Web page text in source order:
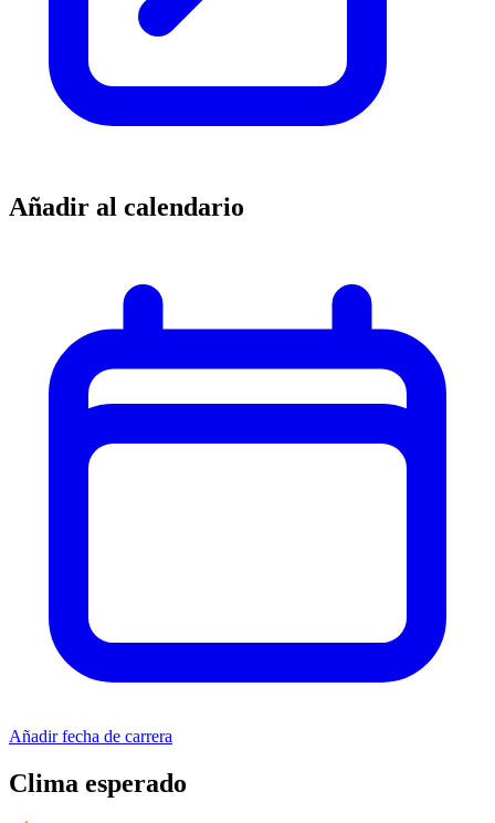
Añadir al calendario
Añadir fecha de carrera
Clima esperado